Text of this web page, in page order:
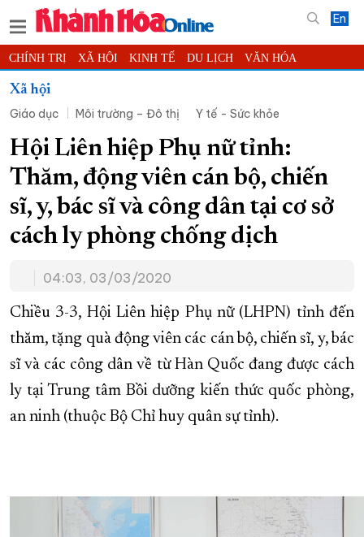
En
CHÍNH TRỊ XÃ HỘI KINH TẾ DU LỊCH VĂN HÓA
THỂ THAO
KHOA HỌC - CÔNG NGHỆ PHÁP LUẬT BẠN ĐỌC
THẾ GIỚI MULTIMEDIA VIDEO ĐỌC BÁO ONLINE
PODCAST THÔNG TIN - QUẢNG CÁO
QUY HOẠCH TỈNH KHÁNH HÒA
TRƯỜNG SA BIỂN ĐẢO QUÊ HƯƠNG
CHUNG TAY CẢI CÁCH HÀNH CHÍNH
XÂY DỰNG NÔNG THÔN MỚI
TÀU - XE - MÁY BAY
KỶ NIỆM 370 NĂM XÂY DỰNG VÀ PHÁT TRIỂN TỈNH KHÁNH HÒA
KHOẢNH KHẮC ĐẸP XỨ TRẦM
XÂY DỰNG KHÁNH HÒA TRỞ THÀNH THÀNH PHỐ TRỰC THUỘC
ĐẠI HỘI ĐẢNG CÁC CẤP TRANG CHỦ VỀ BÁO KHÁNH HÒA
Xã hội
Giáo dục
Môi trường – Đô thị Y tế - Sức khỏe
Hội Liên hiệp Phụ nữ tỉnh:
Thăm, động viên cán bộ, chiến
sĩ, y, bác sĩ và công dân tại cơ sở
cách ly phòng chống dịch
04:03, 03/03/2020
Chiều 3-3, Hội Liên hiệp Phụ nữ (LHPN) tỉnh đến
thăm, tặng quà động viên các cán bộ, chiến sĩ, y, bác
sĩ và các công dân về từ Hàn Quốc đang được cách
ly tại Trung tâm Bồi dưỡng kiến thức quốc phòng,
an ninh (thuộc Bộ Chỉ huy quân sự tỉnh).